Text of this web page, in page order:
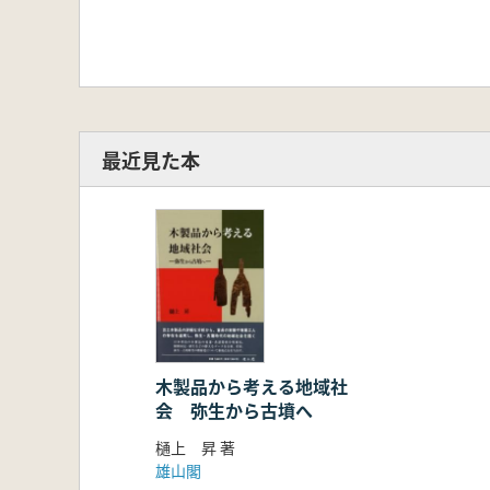
最近見た本
木製品から考える地域社
会 弥生から古墳へ
樋上 昇 著
雄山閣